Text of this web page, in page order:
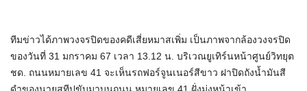
ทีมข่าวได้ภาพวงจรปิดของคดีเสี่ยหมาสเพิ่ม เป็นภาพจากล้องวงจรปิด
ของวันที่ 31 มกราคม 67 เวลา 13.12 น. บริเวณยูเทิร์นหน้าศูนย์วิทยุต
ชด. ถนนหมายเลข 41 จะเห็นรถฟอร์จูนเนอร์สีขาว ฝาปิดถังน้ำมันสี